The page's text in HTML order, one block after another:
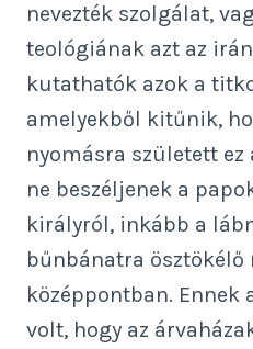
nevezték szolgálat,
teológiának azt az
kutathatók azok a
amelyekből kitűnik,
nyomásra született
ne beszéljenek a
királyról, inkább a
bűnbánatra ösztökélő
középpontban. Ennek
volt, hogy az